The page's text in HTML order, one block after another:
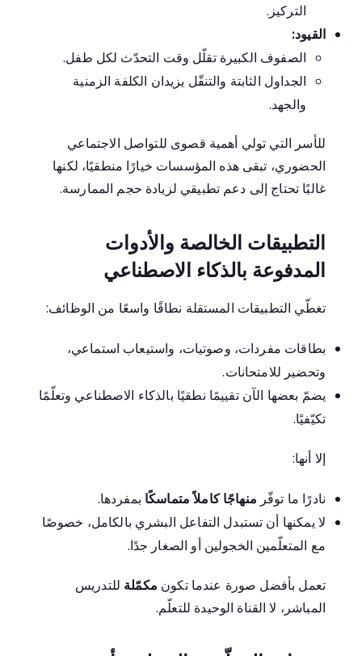
التركيز.
القيود:
الصفوف الكبيرة تقلّل وقت التحدّث لكل طفل.
الجداول الثابتة والتنقّل يزيدان الكلفة الزمنية
والجهد.
للأسر التي تولي أهمية قصوى للتواصل الاجتماعي
الحضوري، تبقى هذه المؤسسات خيارًا منطقيًا، لكنها
غالبًا تحتاج إلى دعم تطبيقي لزيادة حجم الممارسة.
التطبيقات الخالصة والأدوات
المدفوعة بالذكاء الاصطناعي
تغطّي التطبيقات المستقلة نطاقًا واسعًا من الوظائف:
بطاقات مفردات، وصوتيات، واستيعاب استماعي،
وتحضير للامتحانات.
يضمّ بعضها الآن تقييمًا نطقيًا بالذكاء الاصطناعي وتعلّمًا
تكيّفيًا.
إلا أنها:
نادرًا ما توفّر منهاجًا كاملاً متماسكًا بمفردها.
لا يمكنها أن تستبدل التفاعل البشري بالكامل، خصوصًا
مع المتعلّمين الخجولين أو الصغار جدًا.
تعمل بأفضل صورة عندما تكون مكمّلة للتدريس
المباشر، لا القناة الوحيدة للتعلّم.